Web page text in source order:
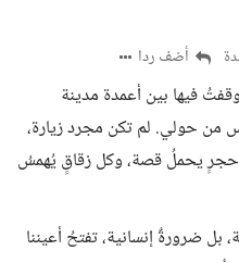
أضف ردا
فيها بين أعمدة مدينة
من حولي. لم تكن مجرد زيارة،
يحملُ قصة، وكل زقاقٍ يُهمسُ
بل ضرورةٌ إنسانية، تفتحُ أعيننا